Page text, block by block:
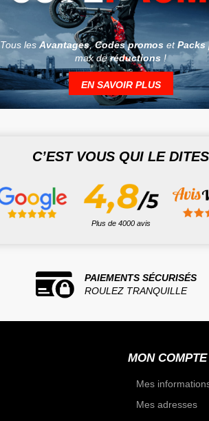
Tous les Avantages,Codes promosetPacks
max deréductions !
EN SAVOIR PLUS
C’EST VOUS QUI LE DITES
Plus de 4000 avis
PAIEMENTS SÉCURISÉS
ROULEZ TRANQUILLE
MON COMPTE
Mes
Mes adresses